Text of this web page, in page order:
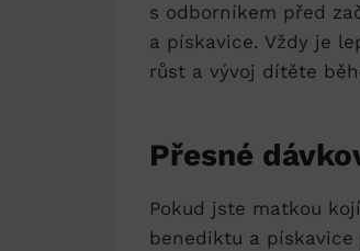
s odborníkem ‌před
a pískavice. Vždy je
růst⁣ a vývoj‌ dítěte
Přesné
Pokud jste matkou
benediktu⁢ a